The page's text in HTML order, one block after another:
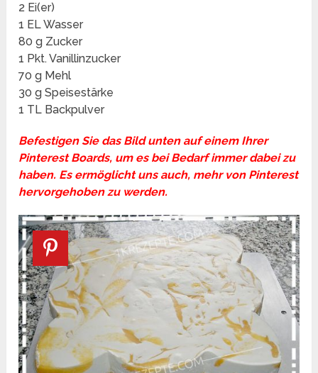
2 Ei(er)
1 EL Wasser
80 g Zucker
1 Pkt. Vanillinzucker
70 g Mehl
30 g Speisestärke
1 TL Backpulver
Befestigen Sie das Bild unten auf einem Ihrer
Pinterest Boards, um es bei Bedarf immer dabei zu
haben. Es ermöglicht uns auch, mehr von Pinterest
hervorgehoben zu werden.